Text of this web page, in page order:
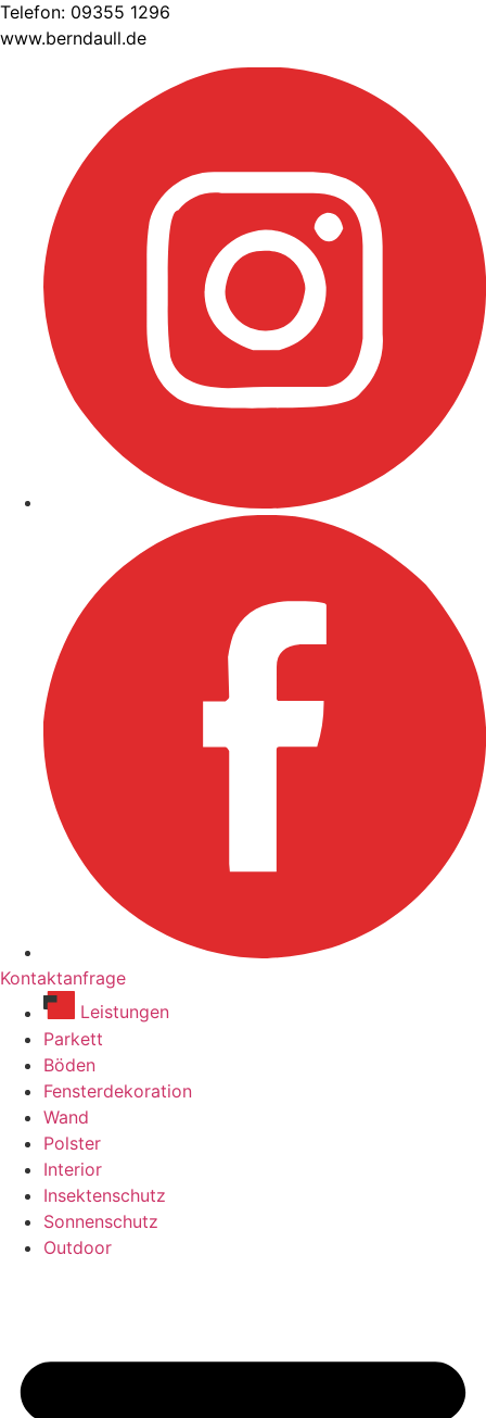
Telefon: 09355 1296
www.berndaull.de
Kontaktanfrage
Leistungen
Parkett
Böden
Fensterdekoration
Wand
Polster
Interior
Insektenschutz
Sonnenschutz
Outdoor